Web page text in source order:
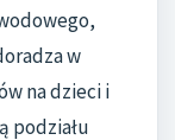
w
na dzieci i
podziału